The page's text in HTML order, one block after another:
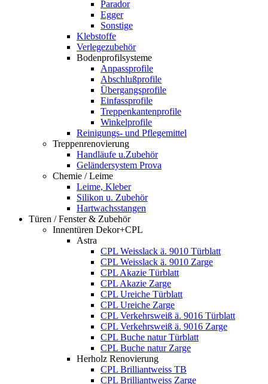
Parador
Egger
Sonstige
Klebstoffe
Verlegezubehör
Bodenprofilsysteme
Anpassprofile
Abschlußprofile
Übergangsprofile
Einfassprofile
Treppenkantenprofile
Winkelprofile
Reinigungs- und Pflegemittel
Treppenrenovierung
Handläufe u.Zubehör
Geländersystem Prova
Chemie / Leime
Leime, Kleber
Silikon u. Zubehör
Hartwachsstangen
Türen / Fenster & Zubehör
Innentüren Dekor+CPL
Astra
CPL Weisslack ä. 9010 Türblatt
CPL Weisslack ä. 9010 Zarge
CPL Akazie Türblatt
CPL Akazie Zarge
CPL Ureiche Türblatt
CPL Ureiche Zarge
CPL Verkehrsweiß ä. 9016 Türblatt
CPL Verkehrsweiß ä. 9016 Zarge
CPL Buche natur Türblatt
CPL Buche natur Zarge
Herholz Renovierung
CPL Brilliantweiss TB
CPL Brilliantweiss Zarge